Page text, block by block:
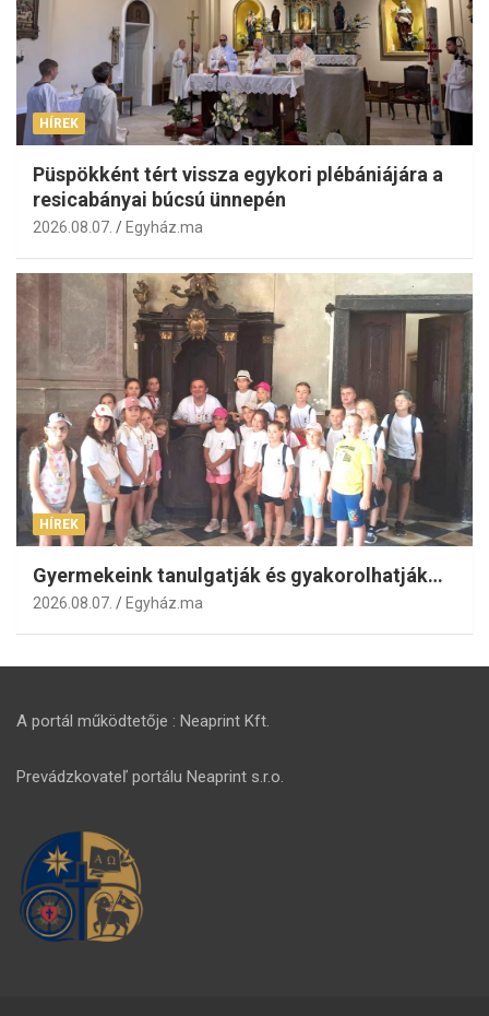
HÍREK
Püspökként tért vissza egykori plébániájára a
resicabányai búcsú ünnepén
2026.08.07. Egyház.ma
HÍREK
Gyermekeink tanulgatják és gyakorolhatják…
2026.08.07. Egyház.ma
A portál működtetője : Neaprint Kft.
Prevádzkovateľ portálu Neaprint s.r.o.